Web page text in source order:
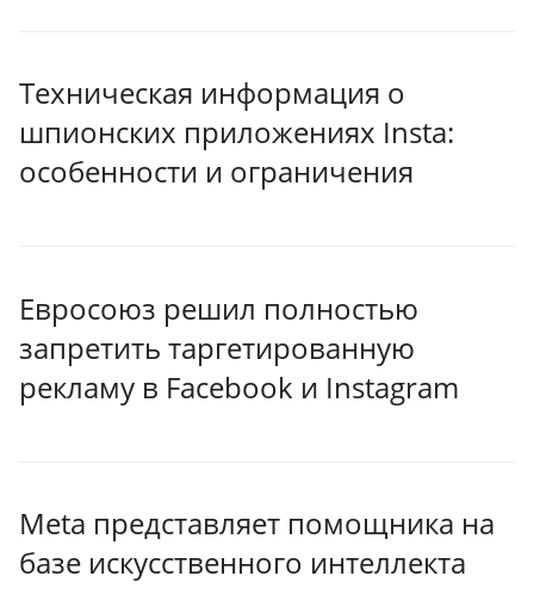
Техническая информация о
шпионских приложениях Insta:
особенности и ограничения
Евросоюз решил полностью
запретить таргетированную
рекламу в Facebook и Instagram
Meta представляет помощника на
базе искусственного интеллекта